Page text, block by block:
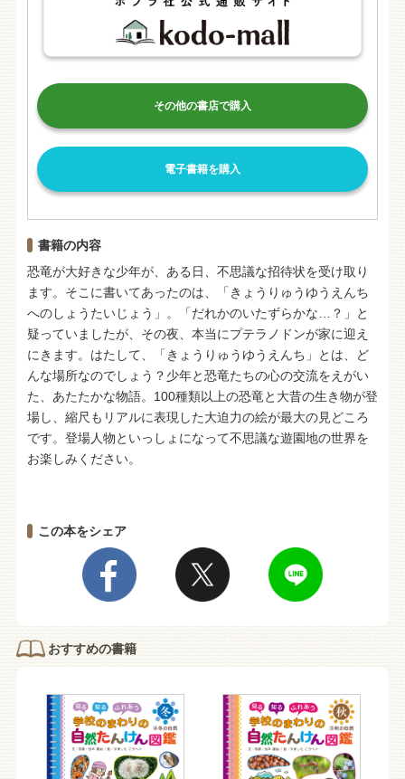
その他の書店で購入
電子書籍を購入
書籍の内容
恐竜が大好きな少年が、ある日、不思議な招待状を受け取り
ます。そこに書いてあったのは、「きょうりゅうゆうえんち
へのしょうたいじょう」。「だれかのいたずらかな…？」と
疑っていましたが、その夜、本当にプテラノドンが家に迎え
にきます。はたして、「きょうりゅうゆうえんち」とは、ど
んな場所なのでしょう？少年と恐竜たちの心の交流をえがい
た、あたたかな物語。100種類以上の恐竜と大昔の生き物が登
場し、縮尺もリアルに表現した大迫力の絵が最大の見どころ
です。登場人物といっしょになって不思議な遊園地の世界を
お楽しみください。
この本をシェア
おすすめの書籍